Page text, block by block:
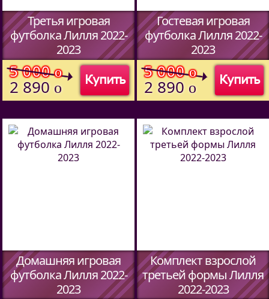
Третья игровая
футболка Лилля 2022-
2023
(Код:51457094
Купить
5 000o
2 890 o
Гостевая игровая
футболка Лилля 2022-
2023
(Код:51457094
Купить
5 000o
2 890 o
Домашняя игровая
футболка Лилля 2022-
2023
Комплект взрослой
третьей формы Лилля
2022-2023